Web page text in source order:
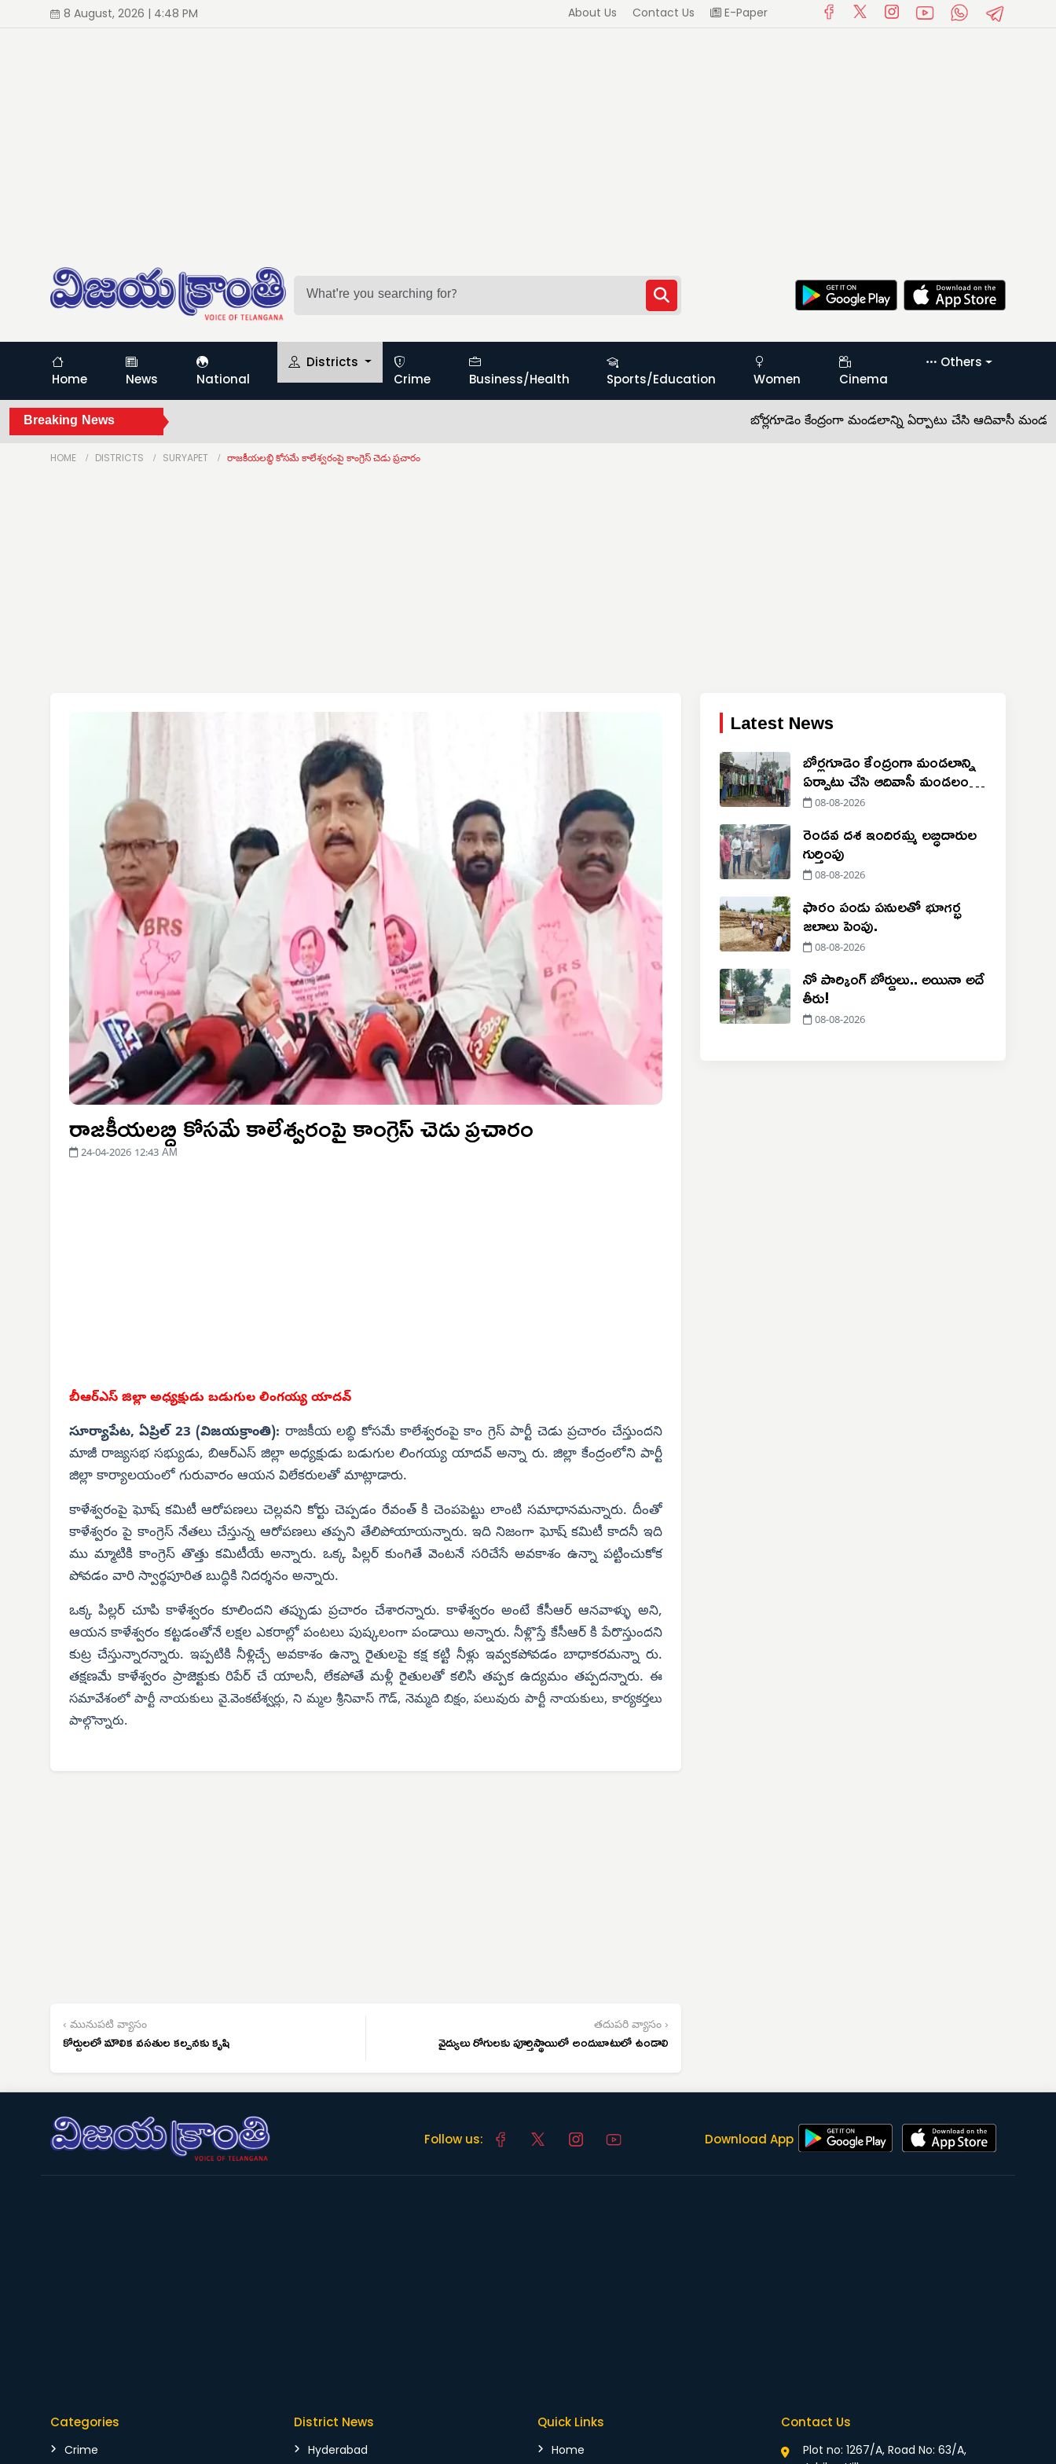
8 August, 2026 | 4:48 PM About Us Contact Us E-Paper
Home News National
Districts
Crime
Business/Health Sports/Education Women Cinema
Others
Breaking News బోర్లగూడెం కేంద్రంగా మండలాన్ని ఏర్పాటు చేసి ఆదివాసీ
HOME DISTRICTS SURYAPET రాజకీయలబ్ధి కోసమే కాలేశ్వరంపై కాంగ్రెస్ చెడు ప్రచారం
రాజకీయలబ్ధి కోసమే కాలేశ్వరంపై కాంగ్రెస్ చెడు ప్రచారం
24-04-2026 12:43 AM
బీఆర్‌ఎస్ జిల్లా అధ్యక్షుడు బడుగుల లింగయ్య యాదవ్
సూర్యాపేట, ఏప్రిల్ 23 (విజయక్రాంతి): రాజకీయ లబ్ధి కోసమే కాలేశ్వరంపై కాం గ్రెస్ పార్టీ చెడు ప్రచారం చేస్తుందని
మాజీ రాజ్యసభ సభ్యుడు, బిఆర్‌ఎస్ జిల్లా అధ్యక్షుడు బడుగుల లింగయ్య యాదవ్ అన్నా రు. జిల్లా కేంద్రంలోని పార్టీ
జిల్లా కార్యాలయంలో గురువారం ఆయన విలేకరులతో మాట్లాడారు.
కాళేశ్వరంపై ఘోష్ కమిటీ ఆరోపణలు చెల్లవని కోర్టు చెప్పడం రేవంత్ కి చెంపపెట్టు లాంటి సమాధానమన్నారు. దీంతో
కాళేశ్వరం పై కాంగ్రెస్ నేతలు చేస్తున్న ఆరోపణలు తప్పని తేలిపోయాయన్నారు. ఇది నిజంగా ఘోష్ కమిటీ కాదనీ ఇది
ము మ్మాటికి కాంగ్రెస్ తొత్తు కమిటీయే అన్నారు. ఒక్క పిల్లర్ కుంగితే వెంటనే సరిచేసే అవకాశం ఉన్నా పట్టించుకోక
పోవడం వారి స్వార్థపూరిత బుద్ధికి నిదర్శనం అన్నారు.
ఒక్క పిల్లర్ చూపి కాళేశ్వరం కూలిందని తప్పుడు ప్రచారం చేశారన్నారు. కాళేశ్వరం అంటే కేసీఆర్ ఆనవాళ్ళు అని,
ఆయన కాళేశ్వరం కట్టడంతోనే లక్షల ఎకరాల్లో పంటలు పుష్కలంగా పండాయి అన్నారు. నీళ్లొస్తే కేసీఆర్ కి పేరొస్తుందని
కుట్ర చేస్తున్నారన్నారు. ఇప్పటికి నీళ్లిచ్చే అవకాశం ఉన్నా రైతులపై కక్ష కట్టి నీళ్లు ఇవ్వకపోవడం బాధాకరమన్నా రు.
తక్షణమే కాళేశ్వరం ప్రాజెక్టుకు రిపేర్ చే యాలనీ, లేకపోతే మళ్లీ రైతులతో కలిసి తప్పక ఉద్యమం తప్పదన్నారు. ఈ
సమావేశంలో పార్టీ నాయకులు వై.వెంకటేశ్వర్లు, ని మ్మల శ్రీనివాస్ గౌడ్, నెమ్మది బిక్షం, పలువురు పార్టీ నాయకులు, కార్యకర్తలు
పాల్గొన్నారు.
‹ మునుపటి వ్యాసం
కోర్టులలో మౌలిక వసతుల కల్పనకు కృషి
తదుపరి వ్యాసం ›
వైద్యులు రోగులకు పూర్తిస్థాయిలో అందుబాటులో ఉండాలి
Latest News
బోర్లగూడెం కేంద్రంగా మండలాన్ని
ఏర్పాటు చేసి ఆదివాసీ మండలంగా
ప్రకటించాలి
08-08-2026
రెండవ దశ ఇందిరమ్మ లబ్ధిదారుల
గుర్తింపు
08-08-2026
ఫారం పండు పనులతో భూగర్భ
జలాలు పెంపు.
08-08-2026
నో పార్కింగ్‌ బోర్డులు.. అయినా అదే
తీరు!
08-08-2026
Follow us: Download App
Categories
Crime
District News
Hyderabad
Quick Links
Home
Contact Us
Plot no: 1267/A, Road No: 63/A,